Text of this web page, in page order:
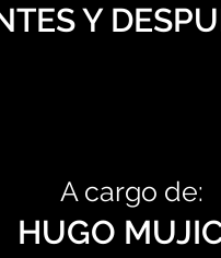
Y
A cargo de:
HUGO